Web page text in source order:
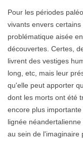
Pour les périodes
vivants envers
problématique aisée
découvertes. Certes,
livrent des vestiges
long, etc, mais leur
qu'elle peut apporter
dont les morts ont été
encore plus
lignée
au sein de l'imaginaire